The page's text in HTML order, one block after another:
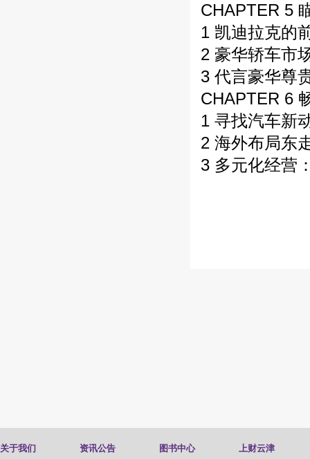
CHAPTER 5
1 凯迪拉克的
2 豪华轿车市
3 代言豪华尊
CHAPTER 6
1 寻找汽车新
2 海外布局东
3 多元化经营
关于我们 资讯公告 图书中心 上财云津